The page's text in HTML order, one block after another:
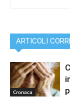
ARTICOLI
Cronaca